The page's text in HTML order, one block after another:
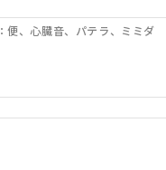
：便、心臓音、パテラ、ミミダ